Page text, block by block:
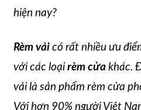
hiện nay?
Rèm vải có rất nhiều ưu
với các loại rèm cửa khác.
vải là sản phẩm rèm cửa
Với hơn 90% người Việt